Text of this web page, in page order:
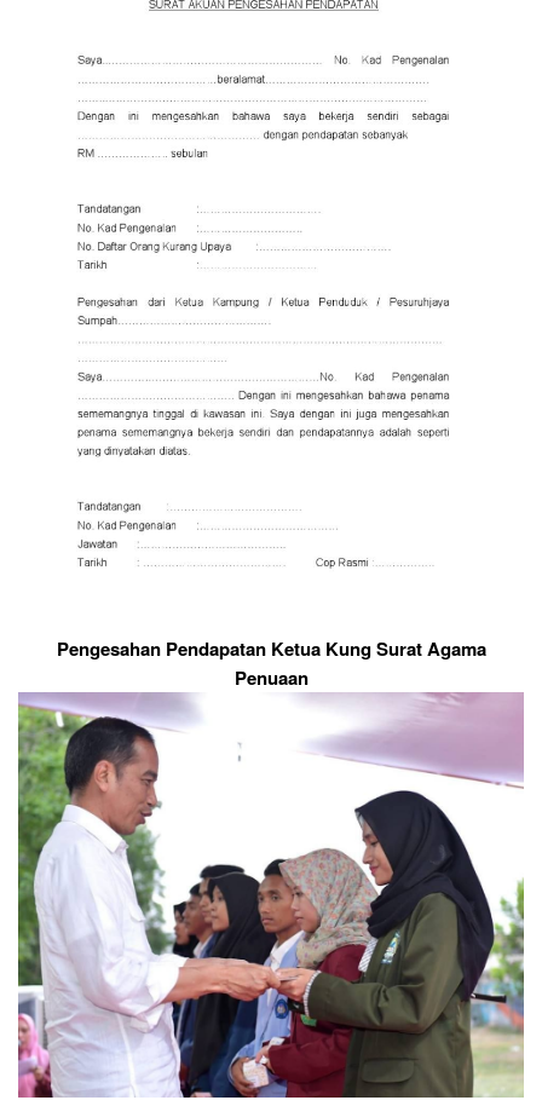
Pengesahan Pendapatan Ketua Kung Surat Agama
Penuaan